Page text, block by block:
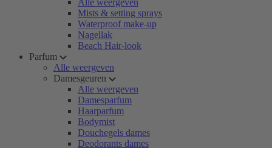
Alle weergeven
Mists & setting sprays
Waterproof make-up
Nagellak
Beach Hair-look
Parfum
Alle weergeven
Damesgeuren
Alle weergeven
Damesparfum
Haarparfum
Bodymist
Douchegels dames
Deodorants dames